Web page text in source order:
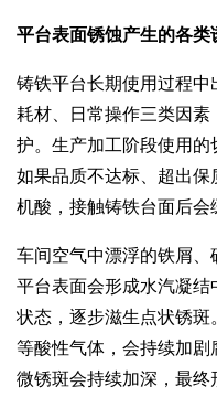
平台表面锈蚀产生的各类
铸铁平台长期使用过程中
耗材、日常操作三类因
护。生产加工阶段使用
如果品质不达标、超出
机酸，接触铸铁台面后会
车间空气中漂浮的铁屑
平台表面会形成水汽凝
状态，逐步滋生点状锈
等酸性气体，会持续加
微锈斑会持续加深，最